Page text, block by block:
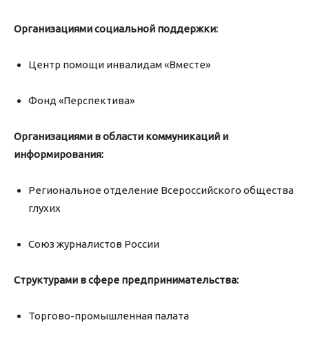
Организациями социальной поддержки:
Центр помощи инвалидам «Вместе»
Фонд «Перспектива»
Организациями в области коммуникаций и
информирования:
Региональное отделение Всероссийского общества
глухих
Союз журналистов России
Структурами в сфере предпринимательства:
Торгово-промышленная палата